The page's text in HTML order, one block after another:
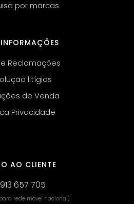
por marcas
Reclamações
litígios
de Venda
Privacidade
AO CLIENTE
913 657 705
rede móvel nacional)